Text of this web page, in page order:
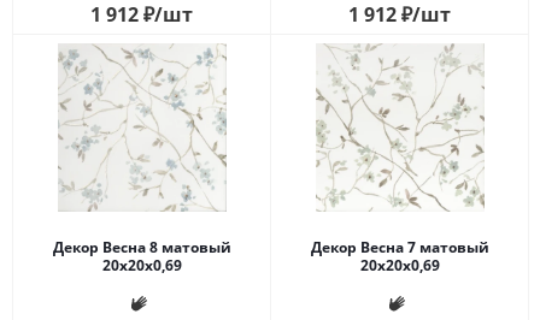
1 912₽/шт 1 912₽/шт
Декор Весна 8 матовый
20x20x0,69
Декор Весна 7 матовый
20x20x0,69